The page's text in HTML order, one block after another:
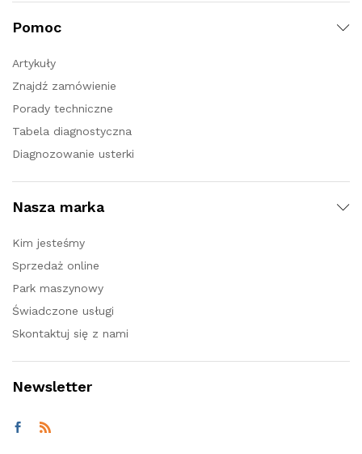
Pomoc
Artykuły
Znajdź zamówienie
Porady techniczne
Tabela diagnostyczna
Diagnozowanie usterki
Nasza marka
Kim jesteśmy
Sprzedaż online
Park maszynowy
Świadczone usługi
Skontaktuj się z nami
Newsletter